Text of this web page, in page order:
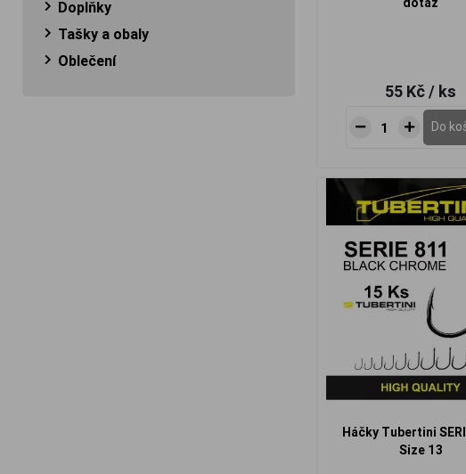
Doplňky
Tašky a obaly
Oblečení
55 Kč/ ks
Do
Háčky Tubertini
Size 13